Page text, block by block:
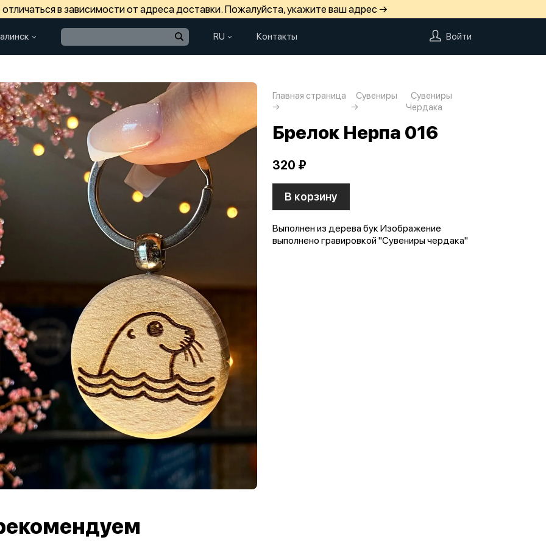
в зависимости от адреса доставки. Пожалуйста, укажите ваш адрес →
RU Контакты Войти
Главная страница Сувениры
Сувениры
Чердака
Брелок Нерпа 016
320 ₽
В корзину
Выполнен из дерева бук Изображение
выполнено гравировкой "Сувениры чердака"